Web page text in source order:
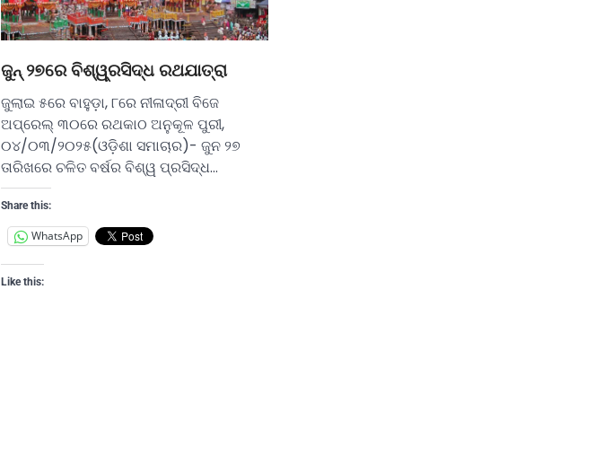
ଜୁନ୍ ୨୭ରେ ବିଶ୍ୱ୍ରସିଦ୍ଧ ରଥଯାତ୍ରା
ଜୁଲାଇ ୫ରେ ବାହୁଡ଼ା, ୮ରେ ନୀଳାଦ୍ରୀ ବିଜେ
ଅପ୍ରେଲ୍ ୩୦ରେ ରଥକାଠ ଅନୁକୂଳ ପୁରୀ,
୦୪/୦୩/୨୦୨୫(ଓଡ଼ିଶା ସମାଚାର)- ଜୁନ ୨୭
ତାରିଖରେ ଚଳିତ ବର୍ଷର ବିଶ୍ୱ ପ୍ରସିଦ୍ଧ…
Share this:
WhatsApp
Like this: